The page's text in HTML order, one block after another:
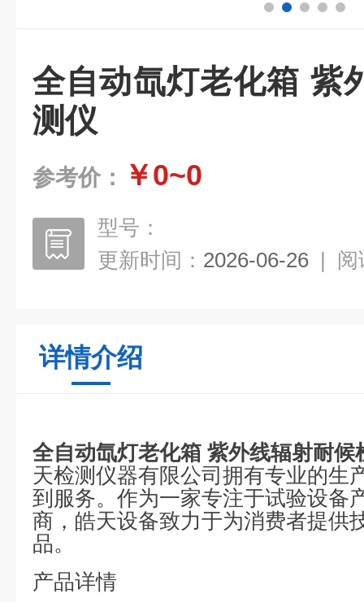
全自动氙灯老化箱 紫
测仪
参考价： ￥0~0
型号：
更新时间： 2026-06-26 | 阅
详情介绍
全自动氙灯老化箱 紫外线辐射耐候
天检测仪器有限公司拥有专业的生
到服务。作为一家专注于试验设备
商，皓天设备致力于为消费者提供
品。
产品详情